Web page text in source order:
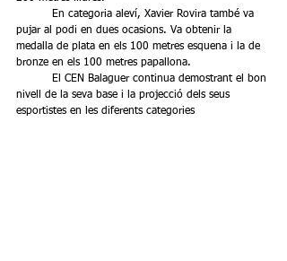
pujar al podi en dues ocasions. Va obtenir la
medalla de plata en els 100 metres esquena i la de
bronze en els 100 metres papallona.
nivell de la seva base i la projecció dels seus
esportistes en les diferents categories